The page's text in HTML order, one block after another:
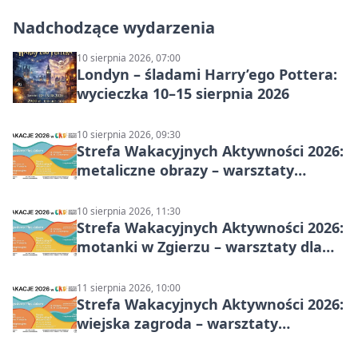
Nadchodzące wydarzenia
10 sierpnia 2026, 07:00
Londyn – śladami Harry’ego Pottera:
wycieczka 10–15 sierpnia 2026
10 sierpnia 2026, 09:30
Strefa Wakacyjnych Aktywności 2026:
metaliczne obrazy – warsztaty
10 sierpnia 2026, 11:30
Strefa Wakacyjnych Aktywności 2026:
motanki w Zgierzu – warsztaty dla
11 sierpnia 2026, 10:00
Strefa Wakacyjnych Aktywności 2026:
wiejska zagroda – warsztaty